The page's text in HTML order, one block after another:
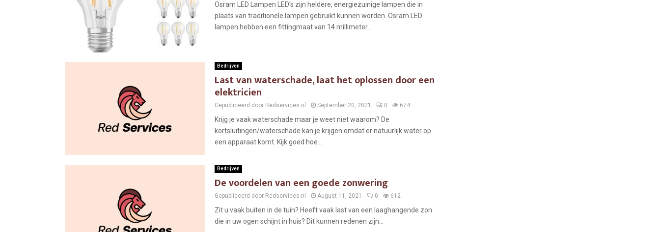
Osram LED Lampen LED’s zijn heldere, energiezuinige lampen die in
plaats van traditionele lampen gebruikt kunnen worden. Osram LED
lampen hebben een fittingmaat van 14 millimeter...
Bedrijven
Last van waterschade, laat het oplossen door een
elektricien
Gepubliceerd door Redservices.nl September 20, 2021 0 674
Krijg je vaak waterschade maar je weet niet waarom? De
kortsluitingen/waterschade kan je krijgen omdat er natuurlijk water op
een apparaat komt. Kijk goed hoe...
Bedrijven
De voordelen van een goede zonwering
Gepubliceerd door Redservices.nl August 11, 2021 0 612
Zit u vaak buiten in de tuin? Heeft vaak last van een laaghangende zon
die in uw ogen schijnt in huis? Dit kunnen redenen zijn...